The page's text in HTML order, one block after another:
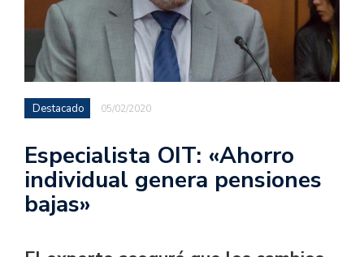
Destacado 05/02/2020
Especialista OIT: «Ahorro
individual genera pensiones
bajas»